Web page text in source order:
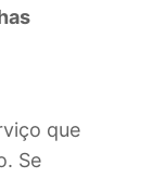
que
Se